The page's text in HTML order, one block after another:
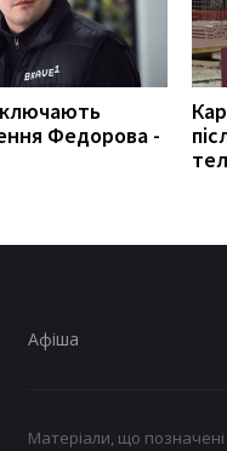
Федорова -
Афіша
Матеріали, що